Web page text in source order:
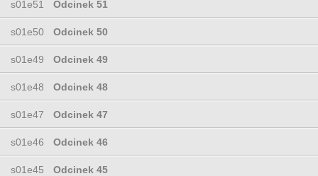
s01e51 Odcinek 51
s01e50 Odcinek 50
s01e49 Odcinek 49
s01e48 Odcinek 48
s01e47 Odcinek 47
s01e46 Odcinek 46
s01e45 Odcinek 45